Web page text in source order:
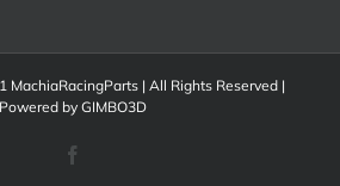
MachiaRacingParts | All Rights Reserved |
Powered by GIMBO3D